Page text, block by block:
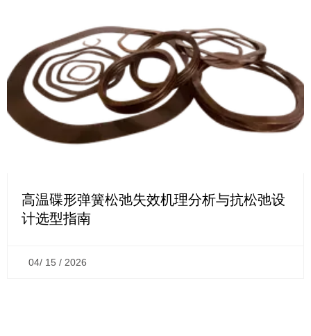
高温碟形弹簧松弛失效机理分析与抗松弛设
计选型指南
04/ 15 / 2026